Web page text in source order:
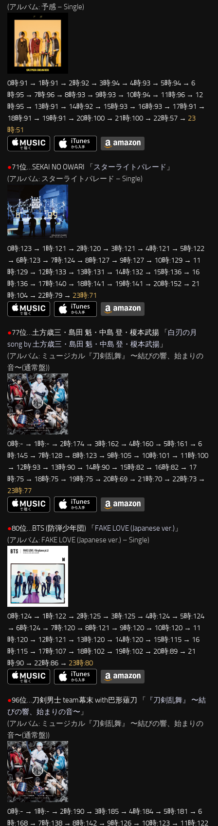
(アルバム: 予感 – Single)
0時:91 → 1時:91 → 2時:92 → 3時:94 → 4時:93 → 5時:94 → 6
時:95 → 7時:96 → 8時:93 → 9時:93 → 10時:94 → 11時:96 → 12
時:95 → 13時:91 → 14時:92 → 15時:93 → 16時:93 → 17時:91 →
18時:91 → 19時:91 → 20時:100 → 21時:100 → 22時:57 → 23
時:51
●71位…SEKAI NO OWARI 「 スターライトパレード 」
(アルバム: スターライトパレード – Single)
0時:123 → 1時:121 → 2時:120 → 3時:121 → 4時:121 → 5時:122
→ 6時:123 → 7時:124 → 8時:127 → 9時:127 → 10時:129 → 11
時:129 → 12時:133 → 13時:131 → 14時:132 → 15時:136 → 16
時:136 → 17時:140 → 18時:141 → 19時:141 → 20時:152 → 21
時:104 → 22時:79 → 23時:71
●77位…土方歳三・島田 魁・中島 登・榎本武揚 「 白刃の月
song by 土方歳三・島田 魁・中島 登・榎本武揚 」
(アルバム: ミュージカル『刀剣乱舞』 〜結びの響、始まりの
音〜(通常盤))
0時:- → 1時:- → 2時:174 → 3時:162 → 4時:160 → 5時:161 → 6
時:145 → 7時:128 → 8時:123 → 9時:105 → 10時:101 → 11時:100
→ 12時:93 → 13時:90 → 14時:90 → 15時:82 → 16時:82 → 17
時:75 → 18時:75 → 19時:75 → 20時:69 → 21時:70 → 22時:73 →
23時:77
●80位…BTS (防弾少年団) 「FAKE LOVE (Japanese ver.) 」
(アルバム: FAKE LOVE (Japanese ver.) – Single)
0時:124 → 1時:122 → 2時:125 → 3時:125 → 4時:124 → 5時:124
→ 6時:124 → 7時:120 → 8時:121 → 9時:120 → 10時:120 → 11
時:120 → 12時:121 → 13時:120 → 14時:120 → 15時:115 → 16
時:115 → 17時:107 → 18時:102 → 19時:102 → 20時:89 → 21
時:90 → 22時:86 → 23時:80
●96位…刀剣男士 team幕末 with巴形薙刀 「 『刀剣乱舞』 〜結
びの響、始まりの音〜 」
(アルバム: ミュージカル『刀剣乱舞』 〜結びの響、始まりの
音〜(通常盤))
0時:- → 1時:- → 2時:190 → 3時:185 → 4時:184 → 5時:181 → 6
時:168 → 7時:138 → 8時:142 → 9時:126 → 10時:123 → 11時:122